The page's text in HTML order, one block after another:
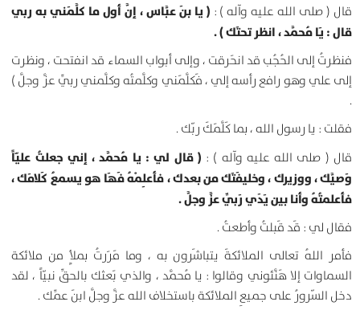
قال ( صلى الله عليه وآله ) : ( يا بنَ عبَّاس ، إنَّ أول ما كلَّمَني به ربي
قال : يَا مُحمَّد ، انظر تحتَك ) .
فنظرتُ إلى الحُجُب قد انحَرقت ، وإلى أبواب السماء قد انفتحت ، ونظرت
إلى علي وهو رافع رأسه إلي ، فَكلَّمَني وكلَّمتُه وكلَّمني ربِّي عزَّ وجلَّ )
.
فقلت : يا رسول الله ، بما كَلَّمَكَ ربّك .
قال ( صلى الله عليه وآله ) : ( قال لي : يا مُحمَّد ، إني جعلتُ عليّاً
وَصيَّك ، ووزيرك ، وخليفَتَك من بعدك ، فأعلِمْهُ فَهَا هو يسمعُ كَلامَك ،
فأعلمتُهُ وأنا بين يَدَي رَبِّي عزَّ وجلَّ .
فقال لي : قَد قَبلتُ وأطعتُ .
فأمر اللهُ تعالى الملائكةَ يتباشَرون به ، وما مَرَرتُ بملأٍ من ملائكة
السماوات إلا هَنَّئوني وقالوا : يا مُحمَّد ، والذي بَعثك بالحقِّ نبيّاً ، لقد
دخل السّرورُ على جميعِ الملائكة باستخلاف الله عزَّ وجلَّ ابنَ عمِّك .